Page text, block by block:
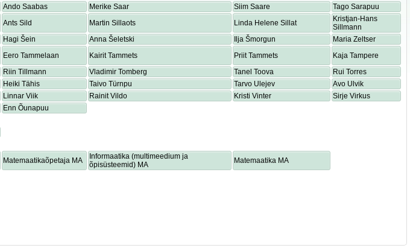
Ando Saabas Merike Saar Siim Saare
Tago Sarapuu
Ants Sild Martin Sillaots Linda Helene Sillat
Kristjan-Hans
Sillmann
Hagi Šein Anna Šeletski Ilja Šmorgun
Maria Zeltser
Eero Tammelaan Kairit Tammets Priit Tammets
Kaja Tampere
Riin Tillmann Vladimir Tomberg Tanel Toova
Rui Torres
Heiki Tähis Taivo Türnpu Tarvo Ulejev
Avo Ulvik
Linnar Viik Rainit Vildo Kristi Vinter
Sirje Virkus
Enn Õunapuu
Matemaatikaõpetaja MA
Informaatika (multimeedium ja
õpisüsteemid) MA
Matemaatika MA